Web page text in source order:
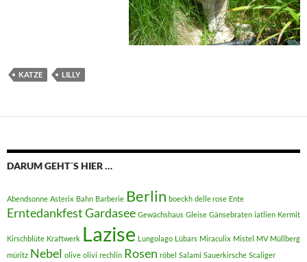
KATZE LILLY
DARUM GEHT´S HIER …
Abendsonne Asterix Bahn Barberie Berlin boeckh delle rose Ente
ErntedankfestGardasee Gewächshaus Gleise Gänsebraten iatlien Kermit
Kirschblüte Kraftwerk Lazise Lungolago Lübars Miraculix Mistel MV Müllberg
müritz Nebel olive olivi rechlin Rosen röbel Salami Sauerkirsche Scaliger